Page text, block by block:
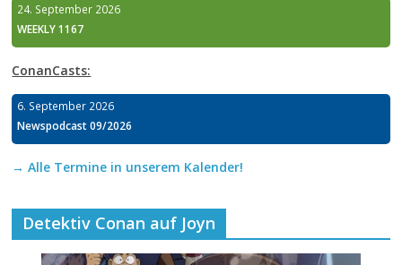
24. September 2026
WEEKLY 1167
ConanCasts:
6. September 2026
Newspodcast 09/2026
→ Alle Termine in unserem Kalender!
Detektiv Conan auf Joyn